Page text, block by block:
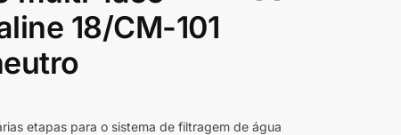
18/CM-101
etapas para o sistema de filtragem de água